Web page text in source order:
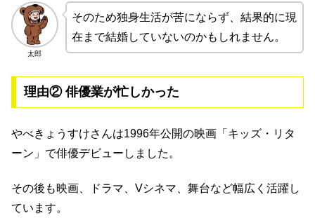
太郎
そのため独身生活が苦にならず、結果的に現
在まで結婚していないのかもしれません。
理由② 俳優業が忙しかった
やべきょうすけさんは1996年公開の映画「キッズ・リタ
ーン」で俳優デビューしました。
その後も映画、ドラマ、Vシネマ、舞台など幅広く活躍し
ています。